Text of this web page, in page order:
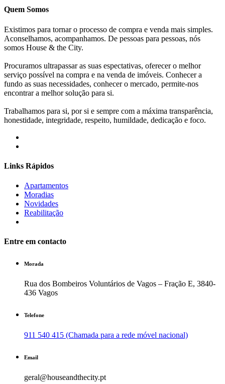
Quem Somos
Existimos para tornar o processo de compra e venda mais simples.
Aconselhamos, acompanhamos. De pessoas para pessoas, nós
somos House & the City.
Procuramos ultrapassar as suas espectativas, oferecer o melhor
serviço possível na compra e na venda de imóveis. Conhecer a
fundo as suas necessidades, conhecer o mercado, permite-nos
encontrar a melhor solução para si.
Trabalhamos para si, por si e sempre com a máxima transparência,
honestidade, integridade, respeito, humildade, dedicação e foco.
Links Rápidos
Apartamentos
Moradias
Novidades
Reabilitação
Entre em contacto
Morada
Rua dos Bombeiros Voluntários de Vagos – Fração E, 3840-
436 Vagos
Telefone
911 540 415 (Chamada para a rede móvel nacional)
Email
geral@houseandthecity.pt